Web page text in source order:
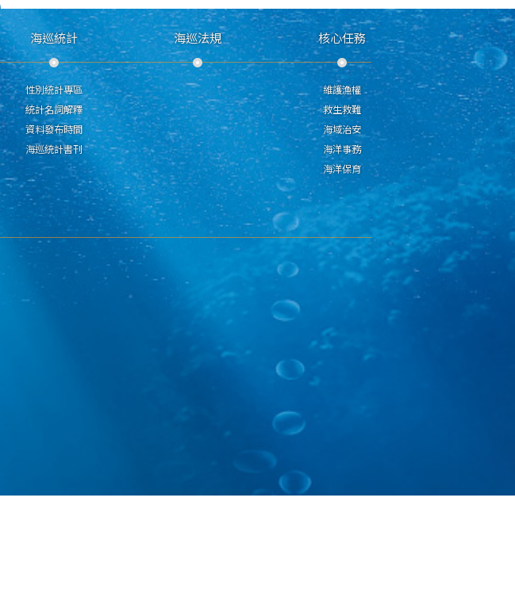
海巡統計
性別統計專區
統計名詞解釋
資料發布時間
海巡統計書刊
海巡法規 核心任務
維護漁權
救生救難
海域治安
海洋事務
海洋保育